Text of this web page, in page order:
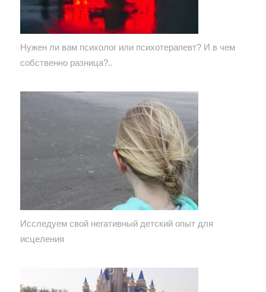
Нужен ли вам психолог или психотерапевт? И в чем
собственно разница?..
Исследуем свой негативный детский опыт для
исцеления